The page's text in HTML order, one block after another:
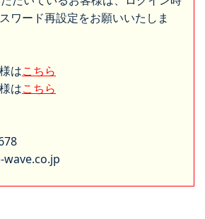
ワード再設定をお願いいたしま
はこちら
はこちら
wave.co.jp